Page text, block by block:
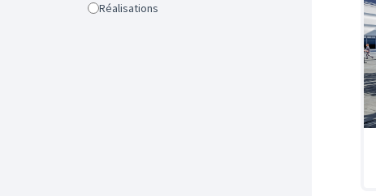
Réalisations